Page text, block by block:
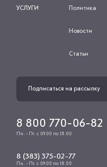
УСЛУГИ Политика
Новости
Статьи
8 800 770-06-82
Пн. - Пт. с 09.00 по 18.00
8 (383) 375-02-77
Пн. - Пт. с 09.00 по 18.00